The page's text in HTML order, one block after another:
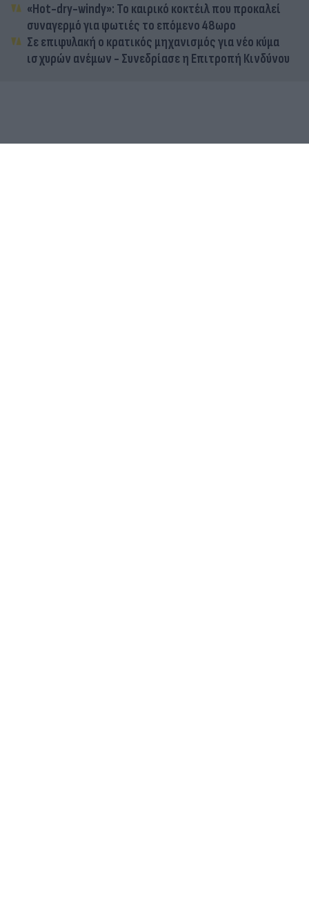
«Hot-dry-windy»: Το καιρικό κοκτέιλ που προκαλεί
συναγερμό για φωτιές το επόμενο 48ωρο
Σε επιφυλακή ο κρατικός μηχανισμός για νέο κύμα
ισχυρών ανέμων - Συνεδρίασε η Επιτροπή Κινδύνου